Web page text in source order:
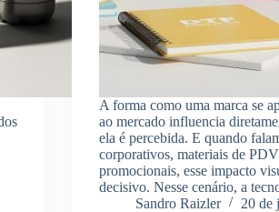
A forma como uma marca se
ao mercado influencia
ela é percebida. E quando
corporativos, materiais de
promocionais, esse impacto
decisivo. Nesse cenário, a
Sandro Raizler
20 de